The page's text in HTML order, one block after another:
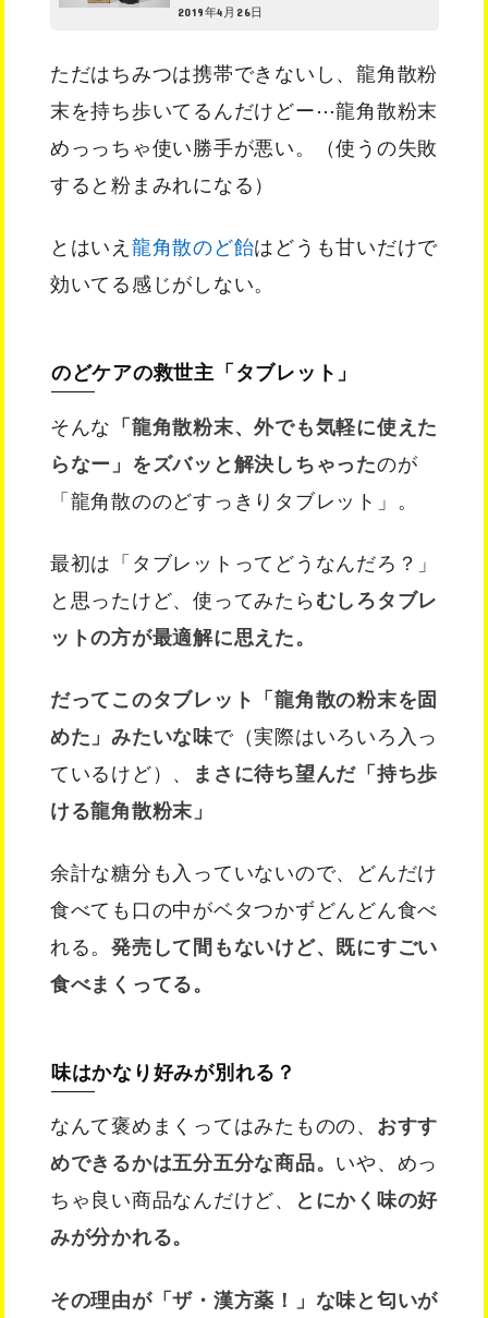
2019年4月26日
ただはちみつは携帯できないし、龍角散粉
末を持ち歩いてるんだけどー⋯龍角散粉末
めっっちゃ使い勝手が悪い。（使うの失敗
すると粉まみれになる）
とはいえ 龍角散のど飴はどうも甘いだけで
効いてる感じがしない。
のどケアの救世主「タブレット」
そんな 「龍角散粉末、外でも気軽に使えた
らなー」をズバッと解決しちゃったのが
「龍角散ののどすっきりタブレット」。
最初は「タブレットってどうなんだろ？」
と思ったけど、使ってみたら むしろタブレ
ットの方が最適解に思えた。
だってこのタブレット「龍角散の粉末を固
めた」みたいな味で（実際はいろいろ入っ
ているけど）、
まさに待ち望んだ「持ち歩
ける龍角散粉末」
余計な糖分も入っていないので、どんだけ
食べても口の中がベタつかずどんどん食べ
れる。発売して間もないけど、既にすごい
食べまくってる。
味はかなり好みが別れる？
なんて褒めまくってはみたものの、 おすす
めできるかは五分五分な商品。 いや、めっ
ちゃ良い商品なんだけど、
とにかく味の好
みが分かれる。
その理由が「ザ・漢方薬！」な味と匂いが